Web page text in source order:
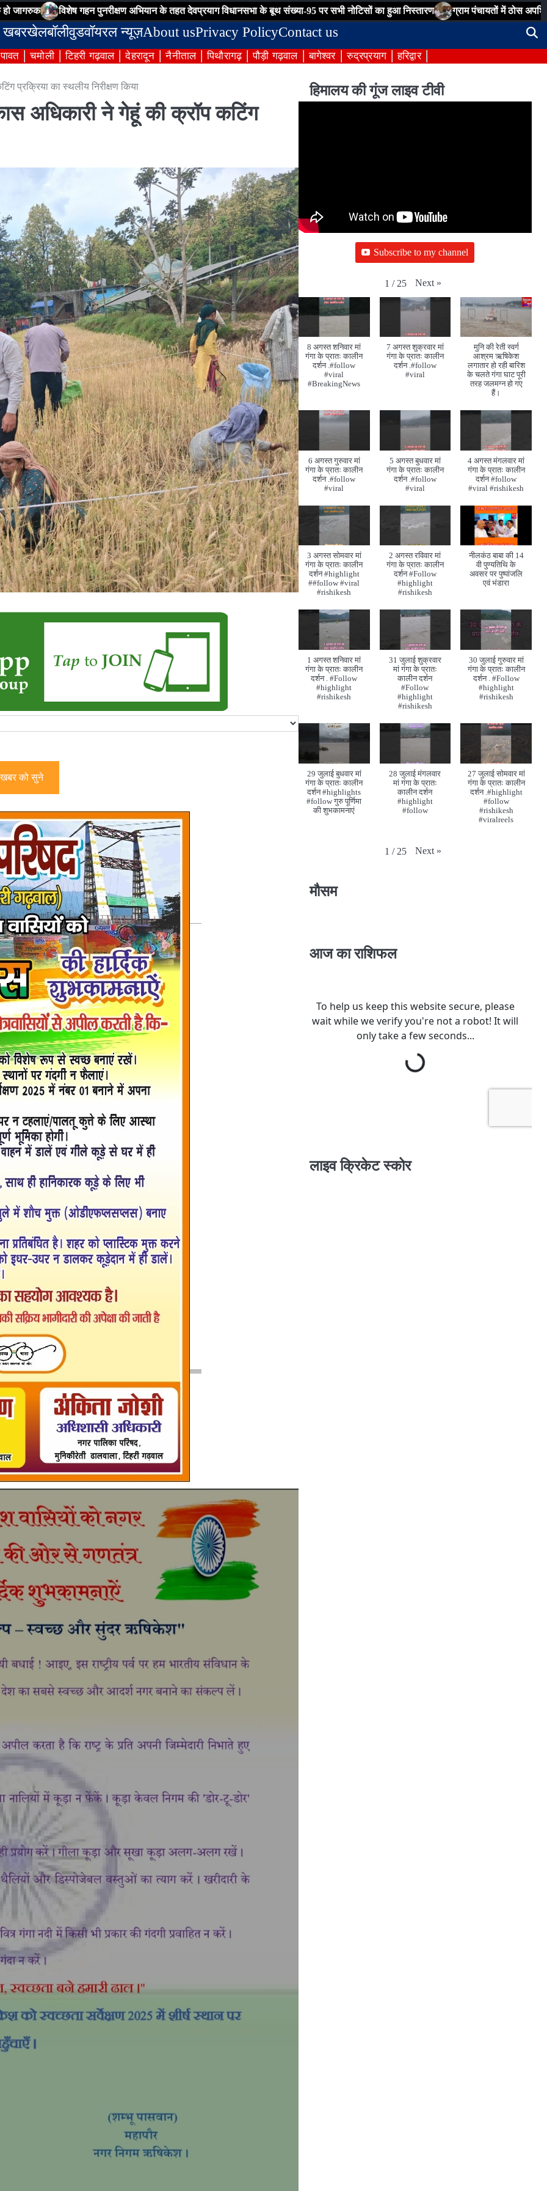
विशेष गहन पुनरीक्षण अभियान के तहत देवप्रयाग विधानसभा के बूथ संख्या-95 पर सभी नोटिसों का हुआ निस्तारण ग्राम पंचायतों में ठोस अपशिष्ट प्रबंधन
खबरखेलबॉलीवुडवॉयरल न्यूज़About usPrivacy PolicyContact us
चमोली टिहरी गढ़वाल देहरादून नैनीताल पिथौरागढ़ पौड़ी गढ़वाल बागेश्वर रुद्रप्रयाग हरिद्वार
प्रक्रिया का स्थलीय निरीक्षण किया
अधिकारी ने गेहूं की क्रॉप कटिंग
को सुने
हिमालय की गूंज लाइव टीवी
Subscribe to my channel
1 / 25 Next »
8 अगस्त शनिवार मां
गंगा के प्रातः कालीन
दर्शन .#follow
#viral
#BreakingNews
7 अगस्त शुक्रवार मां
गंगा के प्रातः कालीन
दर्शन .#follow
#viral
मुनि की रेती स्वर्ग
आश्रम ऋषिकेश
लगातार हो रही बारिश
के चलते गंगा घाट पूरी
तरह जलमग्न हो गए
हैं।
6 अगस्त गुरुवार मां
गंगा के प्रातः कालीन
दर्शन .#follow
#viral
5 अगस्त बुधवार मां
गंगा के प्रातः कालीन
दर्शन .#follow
#viral
4 अगस्त मंगलवार मां
गंगा के प्रातः कालीन
दर्शन #follow
#viral #rishikesh
3 अगस्त सोमवार मां
गंगा के प्रातः कालीन
दर्शन #highlight
##follow #viral
#rishikesh
2 अगस्त रविवार मां
गंगा के प्रातः कालीन
दर्शन #Follow
#highlight
#rishikesh
नीलकंठ बाबा की 14
वी पुण्यतिथि के
अवसर पर पुष्पांजलि
एवं भंडारा
1 अगस्त शनिवार मां
गंगा के प्रातः कालीन
दर्शन . #Follow
#highlight
#rishikesh
31 जुलाई शुक्रवार
मां गंगा के प्रातः
कालीन दर्शन
#Follow
#highlight
#rishikesh
30 जुलाई गुरुवार मां
गंगा के प्रातः कालीन
दर्शन . #Follow
#highlight
#rishikesh
29 जुलाई बुधवार मां
गंगा के प्रातः कालीन
दर्शन #highlights
#follow गुरु पूर्णिमा
की शुभकामनाएं
28 जुलाई मंगलवार
मां गंगा के प्रातः
कालीन दर्शन
#highlight
#follow
27 जुलाई सोमवार मां
गंगा के प्रातः कालीन
दर्शन .#highlight
#follow
#rishikesh
#viralreels
1 / 25 Next »
मौसम
आज का राशिफल
लाइव क्रिकेट स्कोर